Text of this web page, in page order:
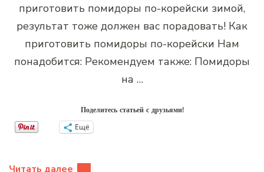
приготовить помидоры по-корейски зимой,
результат тоже должен вас порадовать! Как
приготовить помидоры по-корейски Нам
понадобится: Рекомендуем также: Помидоры
на …
Поделитесь статьей с друзьями!
Ещё
Читать далее